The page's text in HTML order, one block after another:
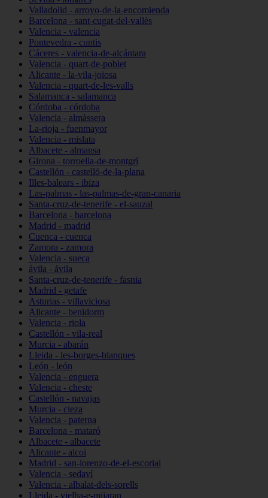
Valladolid - arroyo-de-la-encomienda
Barcelona - sant-cugat-del-vallès
Valencia - valencia
Pontevedra - cuntis
Cáceres - valencia-de-alcántara
Valencia - quart-de-poblet
Alicante - la-vila-joiosa
Valencia - quart-de-les-valls
Salamanca - salamanca
Córdoba - córdoba
Valencia - almàssera
La-rioja - fuenmayor
Valencia - mislata
Albacete - almansa
Girona - torroella-de-montgrí
Castellón - castelló-de-la-plana
Illes-balears - ibiza
Las-palmas - las-palmas-de-gran-canaria
Santa-cruz-de-tenerife - el-sauzal
Barcelona - barcelona
Madrid - madrid
Cuenca - cuenca
Zamora - zamora
Valencia - sueca
ávila - ávila
Santa-cruz-de-tenerife - fasnia
Madrid - getafe
Asturias - villaviciosa
Alicante - benidorm
Valencia - riola
Castellón - vila-real
Murcia - abarán
Lleida - les-borges-blanques
León - león
Valencia - enguera
Valencia - cheste
Castellón - navajas
Murcia - cieza
Valencia - paterna
Barcelona - mataró
Albacete - albacete
Alicante - alcoi
Madrid - san-lorenzo-de-el-escorial
Valencia - sedaví
Valencia - albalat-dels-sorells
Lleida - vielha-e-mijaran